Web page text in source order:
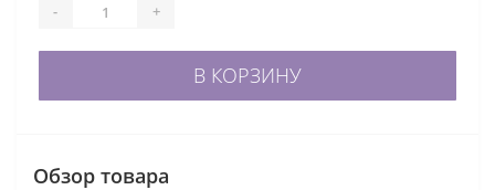
- +
В КОРЗИНУ
Обзор товара